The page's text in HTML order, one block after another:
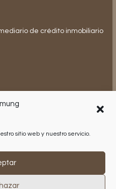
sitio web y nuestro servicio.
de crédito inmobiliario